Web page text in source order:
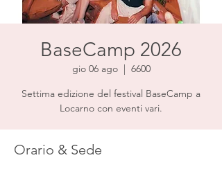
BaseCamp 2026
gio 06 ago
  |
6600
Settima edizione del festival BaseCamp a
Locarno con eventi vari.
Orario & Sede